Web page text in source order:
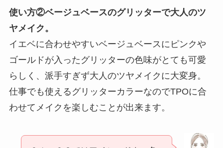
使い方②ベージュベースのグリッターで大人のツ
ヤメイク。
イエベに合わせやすいベージュベースにピンクや
ゴールドが入ったグリッターの色味がとても可愛
らしく、派手すぎず大人のツヤメイクに大変身。
仕事でも使えるグリッターカラーなのでTPOに合
わせてメイクを楽しむことが出来ます。